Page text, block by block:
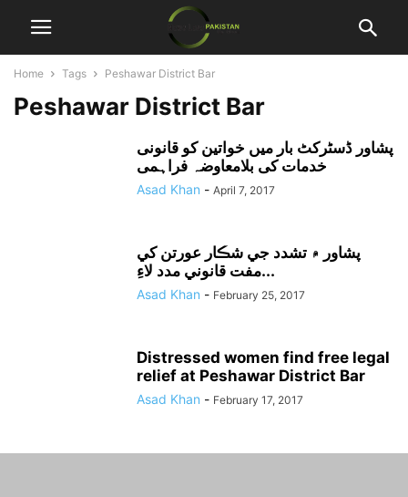
Home Tags Peshawar District Bar
Peshawar District Bar
پشاور ڈسٹرکٹ بار میں خواتین کو قانونی
خدمات کی بلامعاوضہ فراہمی
Asad Khan - April 7, 2017
پشاور ۾ تشدد جي شڪار عورتن کي
مفت قانوني مدد لاءِ...
Asad Khan - February 25, 2017
Distressed women find free legal
relief at Peshawar District Bar
Asad Khan - February 17, 2017